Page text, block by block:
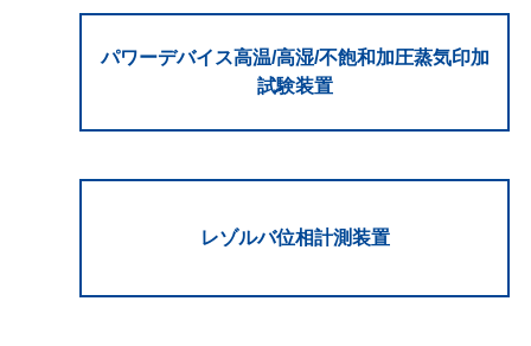
パワーデバイス高温/高湿/不飽和加圧蒸気印加
試験装置
レゾルバ位相計測装置